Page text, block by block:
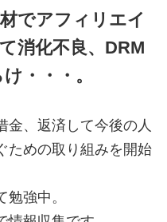
でアフィリエイ
消化不良、DRM
・・・。
金、返済して今後の人
ための取り組みを開始
強中。